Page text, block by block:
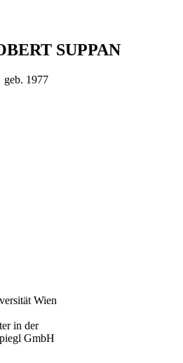
SUPPAN
geb. 1977
Wien
in der
GmbH